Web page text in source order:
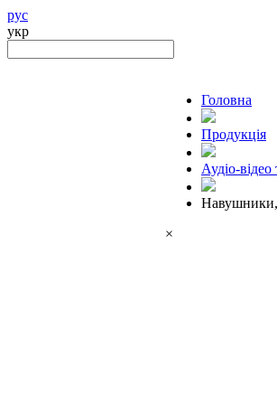
рус
укр
Головна
Продукцiя
Аудіо-відео
Навушники,
×